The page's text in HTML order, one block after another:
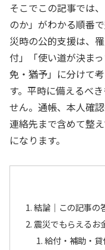
そこでこの記事では
のか」がわかる順番
災時の公的支援は、
付」「使い道が決ま
免・猶予」に分けて
す。平時に備えるべ
せん。通帳、本人確
連絡先まで含めて整
になります。
結論｜この記事の
震災でもらえるお
給付・補助・